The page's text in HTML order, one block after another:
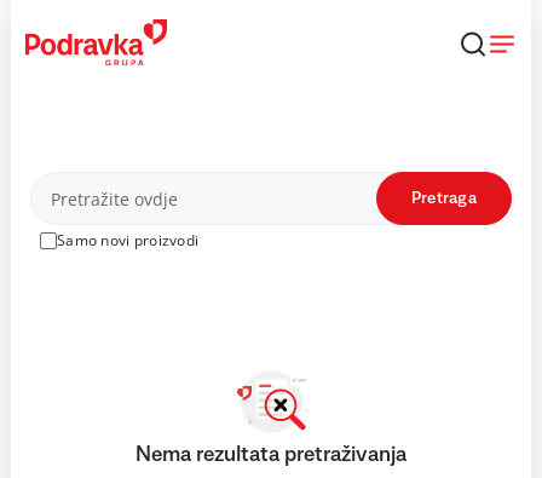
content
Proizvodi
Samo novi proizvodi
Pretraga
Nema rezultata pretraživanja